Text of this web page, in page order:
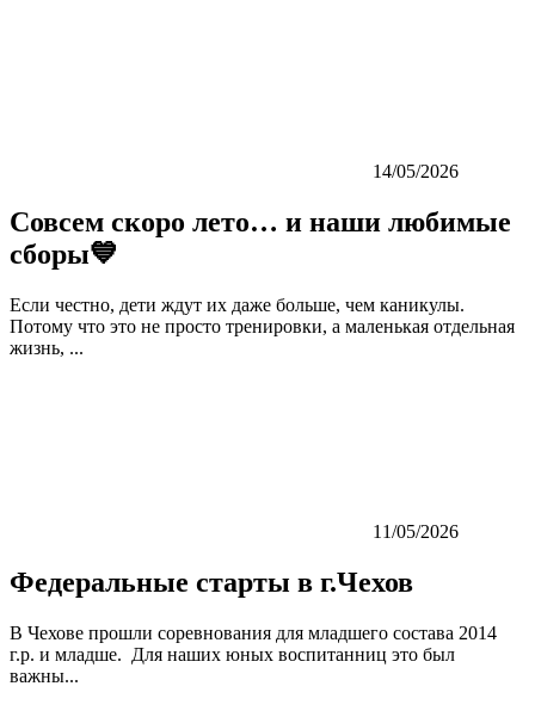
14/05/2026
Совсем скоро лето… и наши любимые
сборы💙
Если честно, дети ждут их даже больше, чем каникулы.
Потому что это не просто тренировки, а маленькая отдельная
жизнь, ...
11/05/2026
Федеральные старты в г.Чехов
В Чехове прошли соревнования для младшего состава 2014
г.р. и младше. Для наших юных воспитанниц это был
важны...